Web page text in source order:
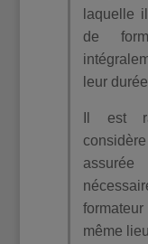
laquelle
de
leur
Il est
même